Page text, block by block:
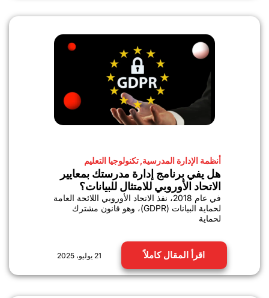
أنظمة الإدارة المدرسية,تكنولوجيا التعليم
هل يفي برنامج إدارة مدرستك بمعايير
الاتحاد الأوروبي للامتثال للبيانات؟
في عام 2018، نفذ الاتحاد الأوروبي اللائحة العامة
لحماية البيانات (GDPR)، وهو قانون مشترك
لحماية
اقرأ المقال كاملاً 21 يوليو، 2025